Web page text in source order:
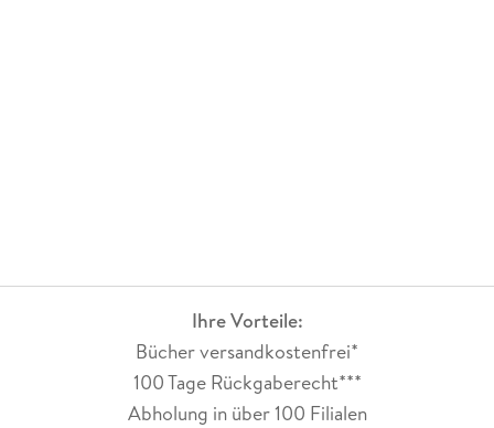
Ihre Vorteile:
Bücher versandkostenfrei*
100 Tage Rückgaberecht***
Abholung in über 100 Filialen